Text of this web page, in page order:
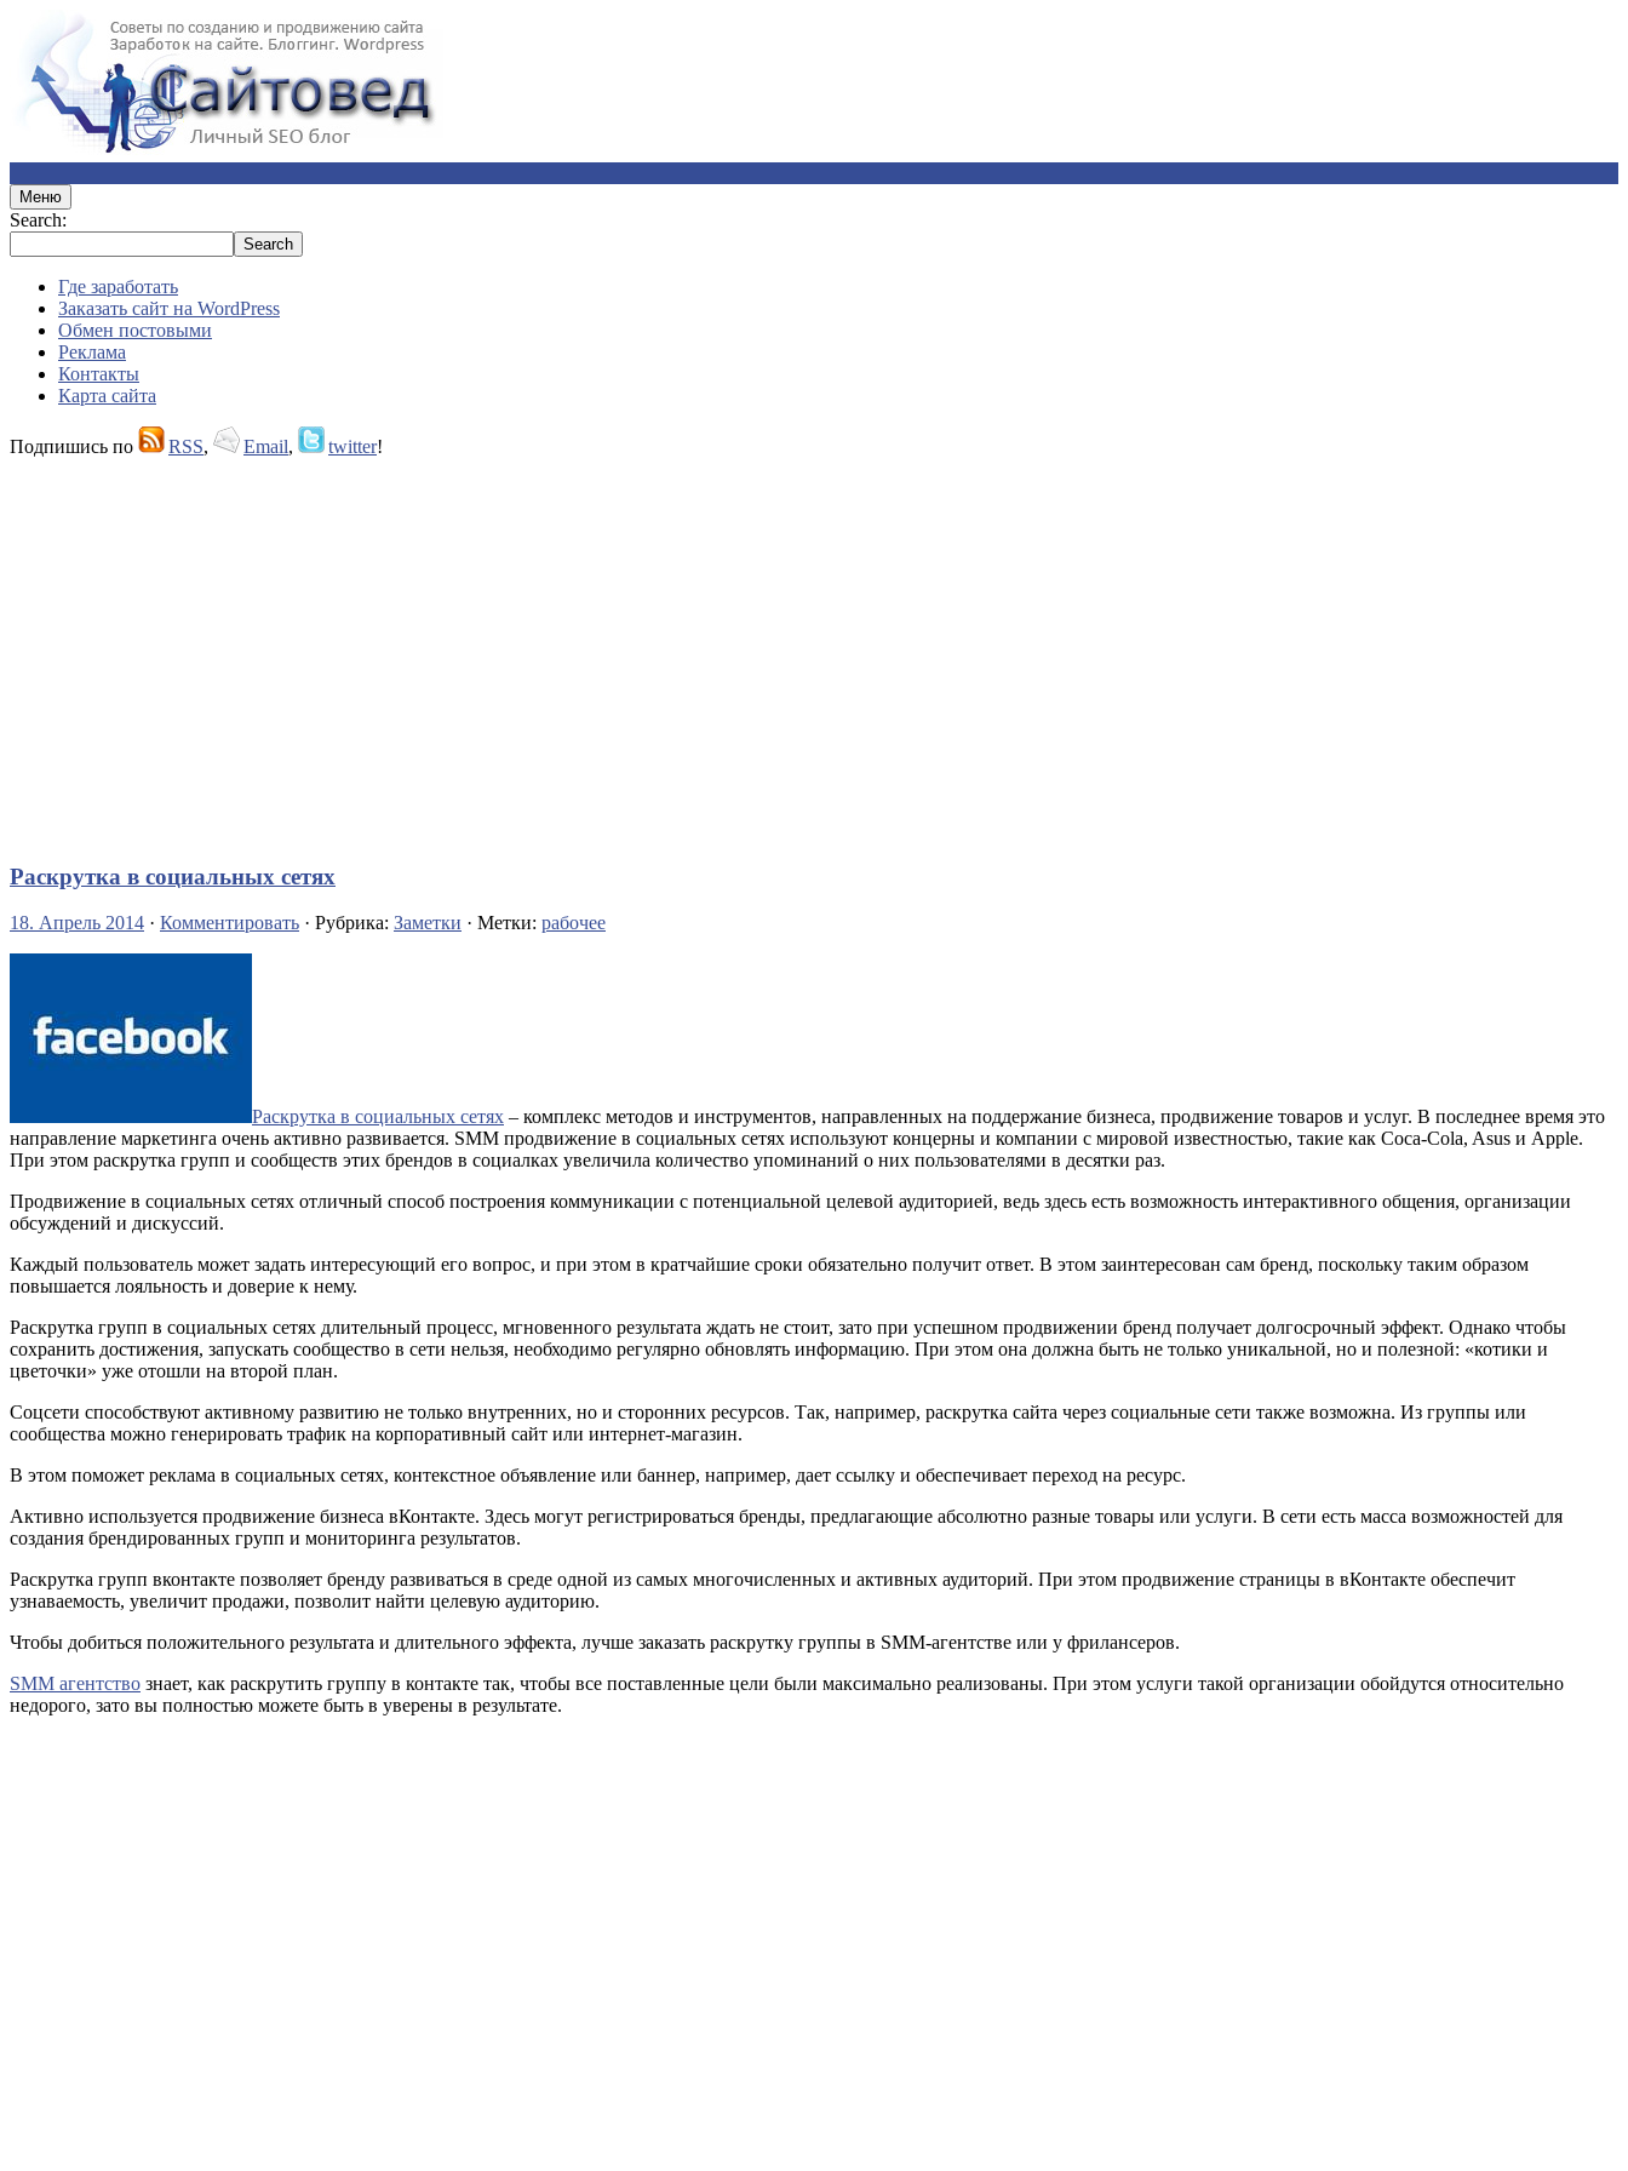
Меню
Search:
Где заработать
Заказать сайт на WordPress
Обмен постовыми
Реклама
Контакты
Карта сайта
Подпишись по RSS, Email, twitter!
Раскрутка в социальных сетях
18. Апрель 2014 · Комментировать · Рубрика: Заметки · Метки: рабочее
Раскрутка в социальных сетях – комплекс методов и инструментов, направленных на поддержание бизнеса, продвижение товаров и услуг. В последнее время это
направление маркетинга очень активно развивается. SMM продвижение в социальных сетях используют концерны и компании с мировой известностью, такие как Coca-Cola, Asus и Apple.
При этом раскрутка групп и сообществ этих брендов в социалках увеличила количество упоминаний о них пользователями в десятки раз.
Продвижение в социальных сетях отличный способ построения коммуникации с потенциальной целевой аудиторией, ведь здесь есть возможность интерактивного общения, организации
обсуждений и дискуссий.
Каждый пользователь может задать интересующий его вопрос, и при этом в кратчайшие сроки обязательно получит ответ. В этом заинтересован сам бренд, поскольку таким образом
повышается лояльность и доверие к нему.
Раскрутка групп в социальных сетях длительный процесс, мгновенного результата ждать не стоит, зато при успешном продвижении бренд получает долгосрочный эффект. Однако чтобы
сохранить достижения, запускать сообщество в сети нельзя, необходимо регулярно обновлять информацию. При этом она должна быть не только уникальной, но и полезной: «котики и
цветочки» уже отошли на второй план.
Соцсети способствуют активному развитию не только внутренних, но и сторонних ресурсов. Так, например, раскрутка сайта через социальные сети также возможна. Из группы или
сообщества можно генерировать трафик на корпоративный сайт или интернет-магазин.
В этом поможет реклама в социальных сетях, контекстное объявление или баннер, например, дает ссылку и обеспечивает переход на ресурс.
Активно используется продвижение бизнеса вКонтакте. Здесь могут регистрироваться бренды, предлагающие абсолютно разные товары или услуги. В сети есть масса возможностей для
создания брендированных групп и мониторинга результатов.
Раскрутка групп вконтакте позволяет бренду развиваться в среде одной из самых многочисленных и активных аудиторий. При этом продвижение страницы в вКонтакте обеспечит
узнаваемость, увеличит продажи, позволит найти целевую аудиторию.
Чтобы добиться положительного результата и длительного эффекта, лучше заказать раскрутку группы в SMM-агентстве или у фрилансеров.
SMM агентство знает, как раскрутить группу в контакте так, чтобы все поставленные цели были максимально реализованы. При этом услуги такой организации обойдутся относительно
недорого, зато вы полностью можете быть в уверены в результате.